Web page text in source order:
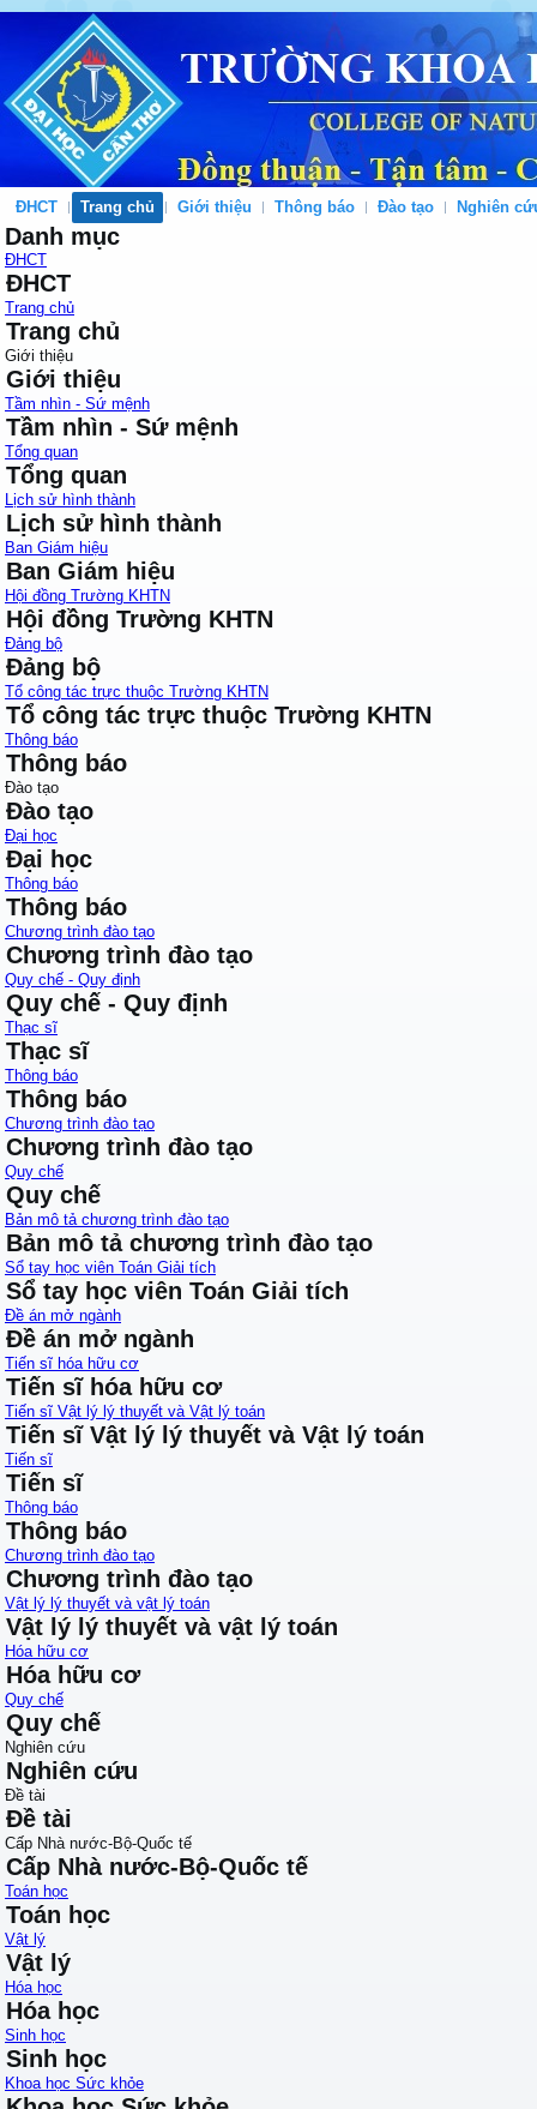
ĐHCT Trang chủ Giới thiệu Thông báo Đào tạo Nghiên
Danh mục
ĐHCT
ĐHCT
Trang chủ
Trang chủ
Giới thiệu
Giới thiệu
Tầm nhìn - Sứ mệnh
Tầm nhìn - Sứ mệnh
Tổng quan
Tổng quan
Lịch sử hình thành
Lịch sử hình thành
Ban Giám hiệu
Ban Giám hiệu
Hội đồng Trường KHTN
Hội đồng Trường KHTN
Đảng bộ
Đảng bộ
Tổ công tác trực thuộc Trường KHTN
Tổ công tác trực thuộc Trường KHTN
Thông báo
Thông báo
Đào tạo
Đào tạo
Đại học
Đại học
Thông báo
Thông báo
Chương trình đào tạo
Chương trình đào tạo
Quy chế - Quy định
Quy chế - Quy định
Thạc sĩ
Thạc sĩ
Thông báo
Thông báo
Chương trình đào tạo
Chương trình đào tạo
Quy chế
Quy chế
Bản mô tả chương trình đào tạo
Bản mô tả chương trình đào tạo
Sổ tay học viên Toán Giải tích
Sổ tay học viên Toán Giải tích
Đề án mở ngành
Đề án mở ngành
Tiến sĩ hóa hữu cơ
Tiến sĩ hóa hữu cơ
Tiến sĩ Vật lý lý thuyết và Vật lý toán
Tiến sĩ Vật lý lý thuyết và Vật lý toán
Tiến sĩ
Tiến sĩ
Thông báo
Thông báo
Chương trình đào tạo
Chương trình đào tạo
Vật lý lý thuyết và vật lý toán
Vật lý lý thuyết và vật lý toán
Hóa hữu cơ
Hóa hữu cơ
Quy chế
Quy chế
Nghiên cứu
Nghiên cứu
Đề tài
Đề tài
Cấp Nhà nước-Bộ-Quốc tế
Cấp Nhà nước-Bộ-Quốc tế
Toán học
Toán học
Vật lý
Vật lý
Hóa học
Hóa học
Sinh học
Sinh học
Khoa học Sức khỏe